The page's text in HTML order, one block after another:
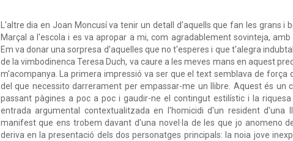
L'altre dia en Joan Moncusí va tenir un detall d'aquells que fan les grans i
Marçal a l'escola i es va apropar a mi, com agradablement sovinteja,
Em va donar una sorpresa d'aquelles que no t'esperes i que t'alegra
de la vimbodinenca Teresa Duch, va caure a les meves mans en aquest
m'acompanya. La primera impressió va ser que el text semblava de força
del que necessito darrerament per empassar-me un llibre. Aquest és un
passant pàgines a poc a poc i gaudir-ne el contingut estilístic i la
entrada argumental contextualitzada en l'homicidi d'un resident
manifest que ens trobem davant d'una novel·la de les que jo anomeno
deriva en la presentació dels dos personatges principals: la noia jove